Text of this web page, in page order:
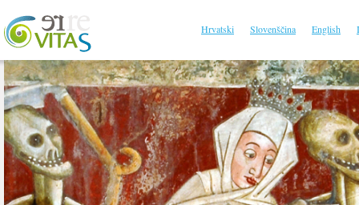
Hrvatski Slovenščina English